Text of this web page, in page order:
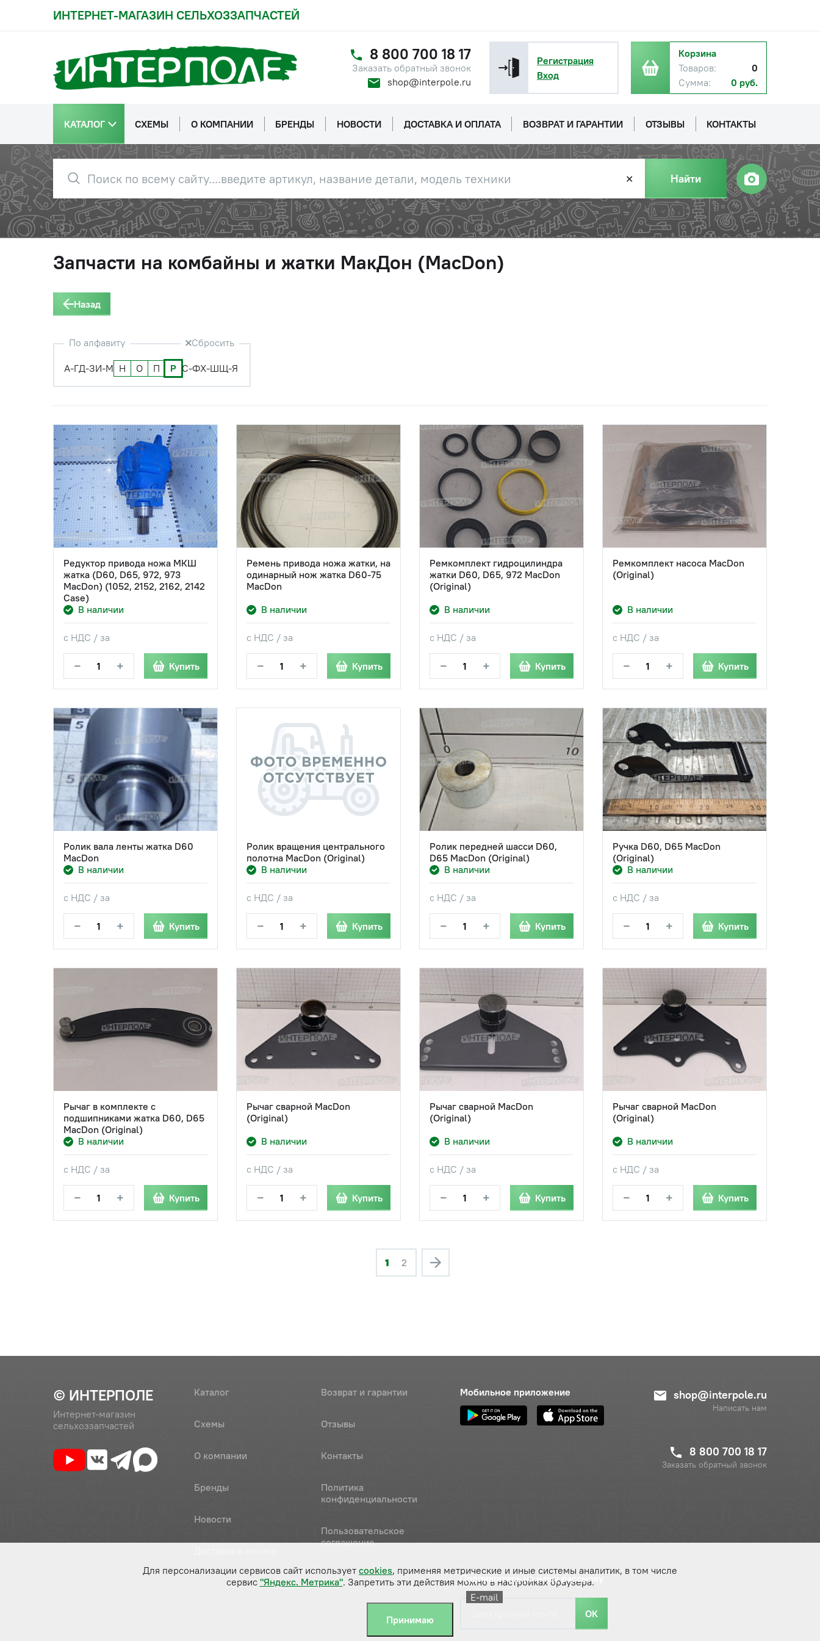
ИНТЕРНЕТ-МАГАЗИН СЕЛЬХОЗЗАПЧАСТЕЙ
8 800 700 18 17
Заказать обратный звонок
shop@interpole.ru
Регистрация
Вход
Корзина
Товаров:
0
Сумма:
0 руб.
КАТАЛОГ СХЕМЫ О КОМПАНИИ БРЕНДЫ НОВОСТИ ДОСТАВКА И ОПЛАТА ВОЗВРАТ И ГАРАНТИИ ОТЗЫВЫ КОНТАКТЫ
✕ Найти
Запчасти на комбайны и жатки МакДон (MacDon)
Назад
По алфавиту Сбросить
А-ГД-ЗИ-М Н О П Р С-ФХ-ШЩ-Я
Редуктор привода ножа МКШ
жатка (D60, D65, 972, 973
MacDon) (1052, 2152, 2162, 2142
Case)
В наличии
с НДС / за
− + Купить
Ремень привода ножа жатки, на
одинарный нож жатка D60-75
MacDon
В наличии
с НДС / за
− + Купить
Ремкомплект гидроцилиндра
жатки D60, D65, 972 MacDon
(Original)
В наличии
с НДС / за
− + Купить
Ремкомплект насоса MacDon
(Original)
В наличии
с НДС / за
− + Купить
Ролик вала ленты жатка D60
MacDon
В наличии
с НДС / за
− + Купить
Ролик вращения центрального
полотна MacDon (Original)
В наличии
с НДС / за
− + Купить
Ролик передней шасси D60,
D65 MacDon (Original)
В наличии
с НДС / за
− + Купить
Ручка D60, D65 MacDon
(Original)
В наличии
с НДС / за
− + Купить
Рычаг в комплекте с
подшипниками жатка D60, D65
MacDon (Original)
В наличии
с НДС / за
− + Купить
Рычаг сварной MacDon
(Original)
В наличии
с НДС / за
− + Купить
Рычаг сварной MacDon
(Original)
В наличии
с НДС / за
− + Купить
Рычаг сварной MacDon
(Original)
В наличии
с НДС / за
− + Купить
1 2
© ИНТЕРПОЛЕ
Интернет-магазин
сельхоззапчастей
Каталог
Схемы
О компании
Бренды
Новости
Возврат и гарантии
Отзывы
Контакты
Политика
конфиденциальности
Пользовательское
соглашение
Мобильное приложение shop@interpole.ru
Написать нам
8 800 700 18 17
Заказать обратный звонок
Подпишитесь на нашу рассылку
E-mail
ОК
Для персонализации сервисов сайт использует cookies, применяя метрические и иные системы аналитик, в том числе
сервис "Яндекс. Метрика". Запретить эти действия можно в настройках браузера.
Принимаю